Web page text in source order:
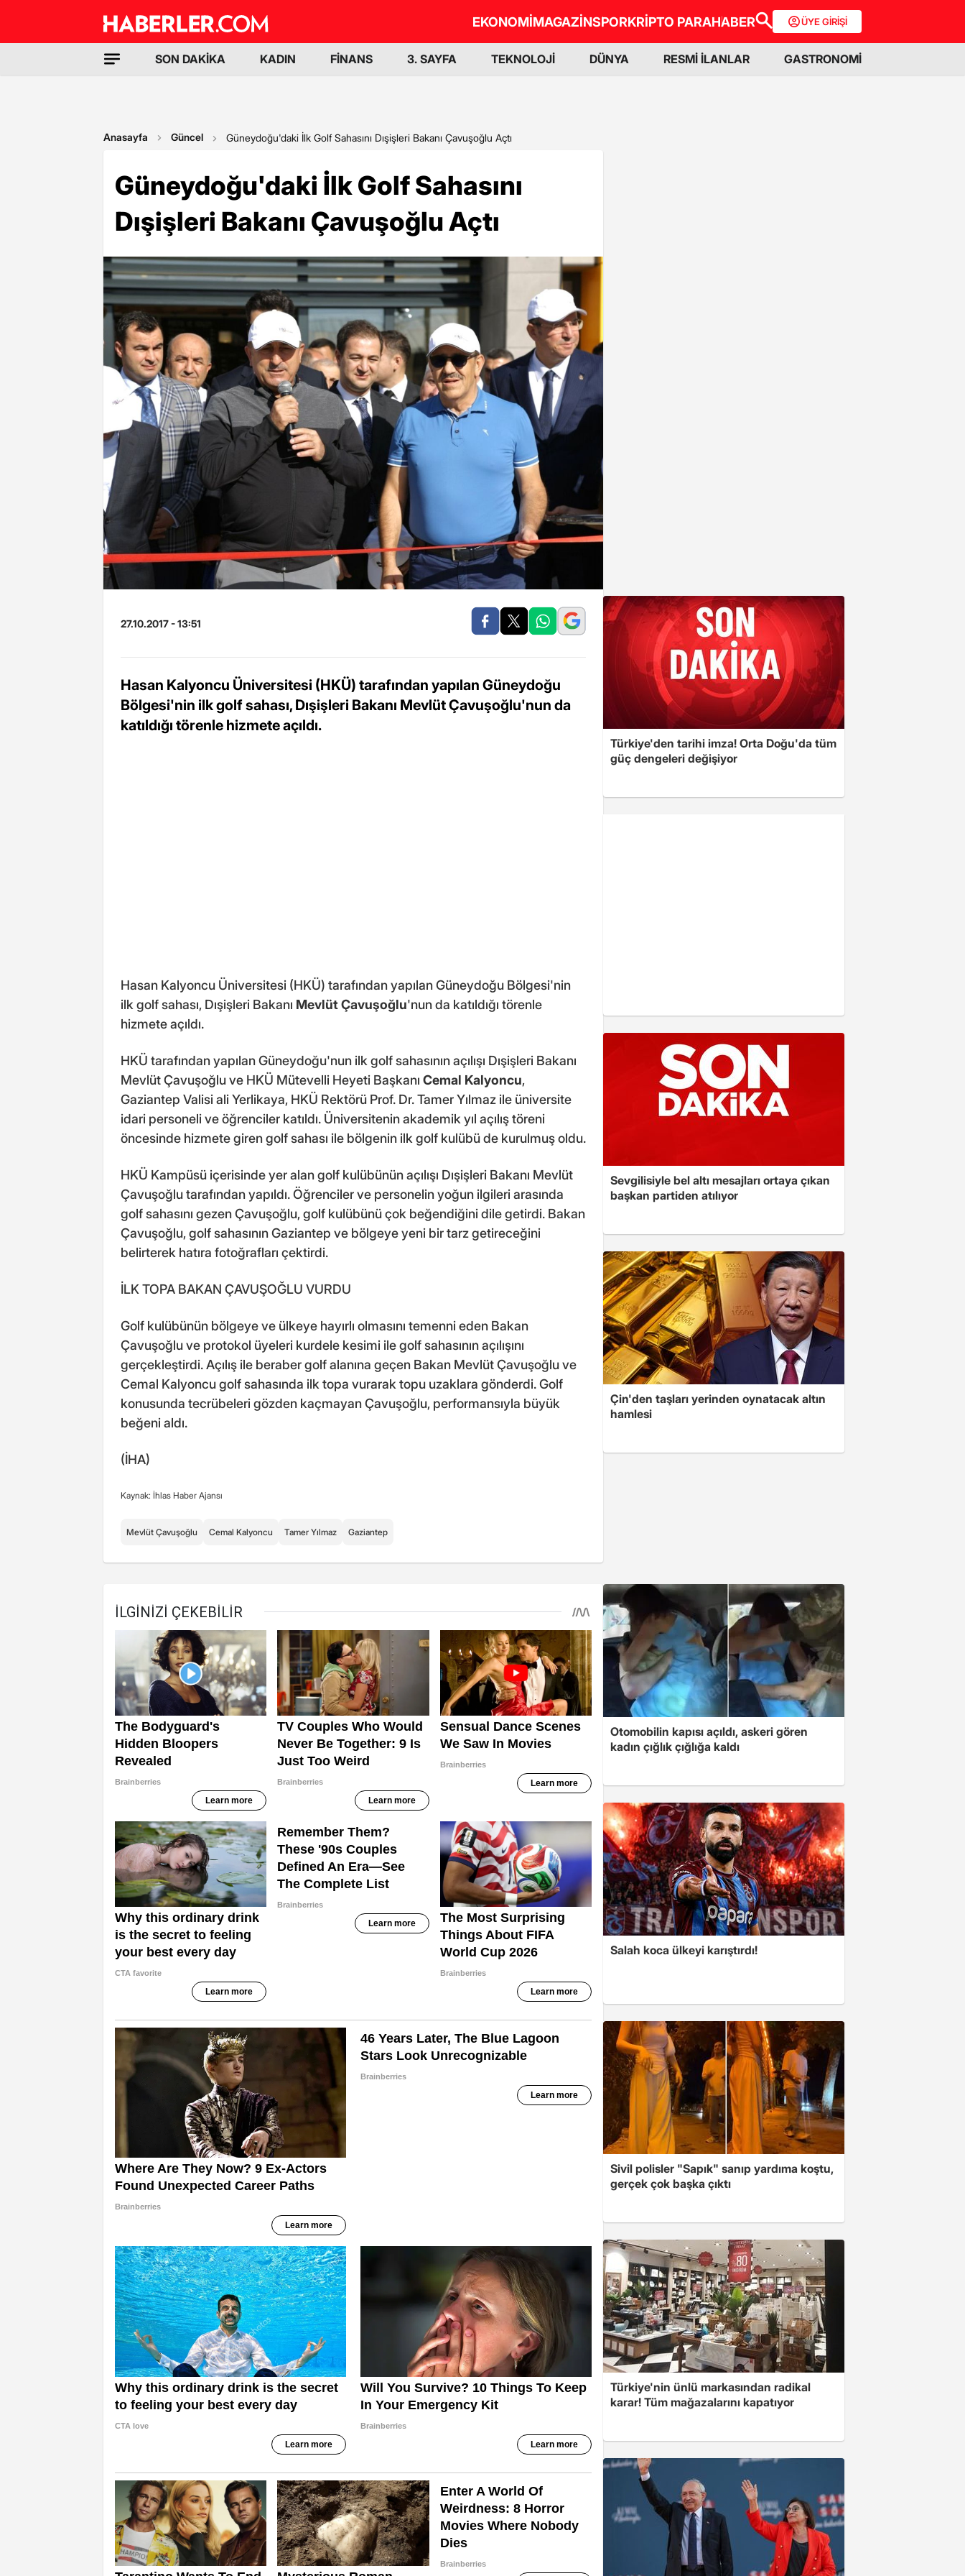
EKONOMİMAGAZİNSPORKRİPTO PARAHABER ÜYE GİRİŞİ
SON DAKİKA KADIN FİNANS 3. SAYFA TEKNOLOJİ DÜNYA RESMİ İLANLAR GASTRONOMİ
Anasayfa Güncel Güneydoğu'daki İlk Golf Sahasını Dışişleri Bakanı Çavuşoğlu Açtı
Güneydoğu'daki İlk Golf Sahasını
Dışişleri Bakanı Çavuşoğlu Açtı
27.10.2017 - 13:51
Hasan Kalyoncu Üniversitesi (HKÜ) tarafından yapılan Güneydoğu
Bölgesi'nin ilk golf sahası, Dışişleri Bakanı Mevlüt Çavuşoğlu'nun da
katıldığı törenle hizmete açıldı.
Hasan Kalyoncu Üniversitesi (HKÜ) tarafından yapılan Güneydoğu Bölgesi'nin
ilk golf sahası, Dışişleri Bakanı Mevlüt Çavuşoğlu'nun da katıldığı törenle
hizmete açıldı.
HKÜ tarafından yapılan Güneydoğu'nun ilk golf sahasının açılışı Dışişleri Bakanı
Mevlüt Çavuşoğlu ve HKÜ Mütevelli Heyeti Başkanı Cemal Kalyoncu,
Gaziantep Valisi ali Yerlikaya, HKÜ Rektörü Prof. Dr. Tamer Yılmaz ile üniversite
idari personeli ve öğrenciler katıldı. Üniversitenin akademik yıl açılış töreni
öncesinde hizmete giren golf sahası ile bölgenin ilk golf kulübü de kurulmuş oldu.
HKÜ Kampüsü içerisinde yer alan golf kulübünün açılışı Dışişleri Bakanı Mevlüt
Çavuşoğlu tarafından yapıldı. Öğrenciler ve personelin yoğun ilgileri arasında
golf sahasını gezen Çavuşoğlu, golf kulübünü çok beğendiğini dile getirdi. Bakan
Çavuşoğlu, golf sahasının Gaziantep ve bölgeye yeni bir tarz getireceğini
belirterek hatıra fotoğrafları çektirdi.
İLK TOPA BAKAN ÇAVUŞOĞLU VURDU
Golf kulübünün bölgeye ve ülkeye hayırlı olmasını temenni eden Bakan
Çavuşoğlu ve protokol üyeleri kurdele kesimi ile golf sahasının açılışını
gerçekleştirdi. Açılış ile beraber golf alanına geçen Bakan Mevlüt Çavuşoğlu ve
Cemal Kalyoncu golf sahasında ilk topa vurarak topu uzaklara gönderdi. Golf
konusunda tecrübeleri gözden kaçmayan Çavuşoğlu, performansıyla büyük
beğeni aldı.
(İHA)
Kaynak: İhlas Haber Ajansı
Mevlüt Çavuşoğlu Cemal Kalyoncu Tamer Yılmaz Gaziantep
Türkiye'den tarihi imza! Orta Doğu'da tüm
güç dengeleri değişiyor
Sevgilisiyle bel altı mesajları ortaya çıkan
başkan partiden atılıyor
Çin'den taşları yerinden oynatacak altın
hamlesi
Otomobilin kapısı açıldı, askeri gören
kadın çığlık çığlığa kaldı
Salah koca ülkeyi karıştırdı!
Sivil polisler "Sapık" sanıp yardıma koştu,
gerçek çok başka çıktı
Türkiye'nin ünlü markasından radikal
karar! Tüm mağazalarını kapatıyor